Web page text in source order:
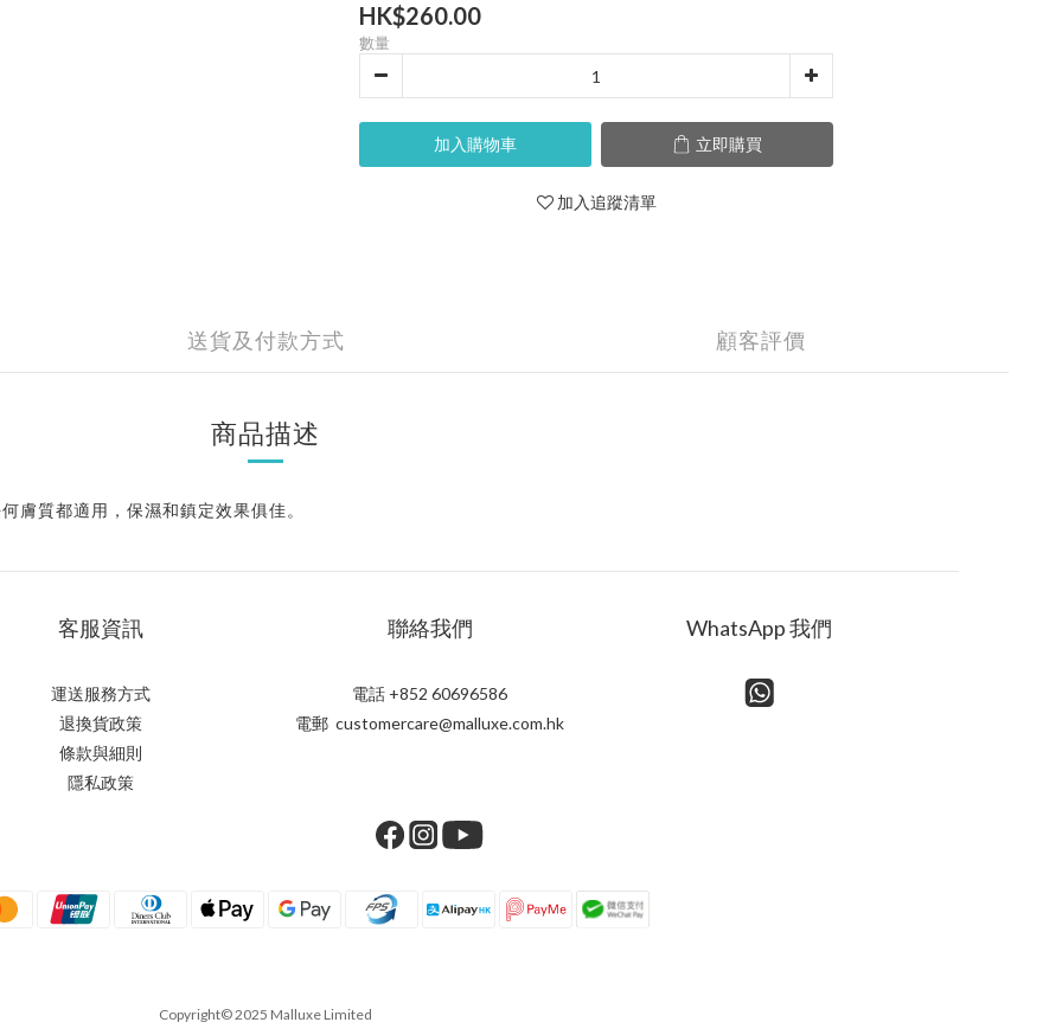
HK$260.00
數量
加入購物車 立即購買
加入追蹤清單
送貨及付款方式 顧客評價
商品描述
膚質都適用，保濕和鎮定效果俱佳。
客服資訊
運送服務方式
退換貨政策
條款與細則
隱私政策
聯絡我們
電話 +852 60696586
電郵 customercare@malluxe.com.hk
WhatsApp 我們
Copyright© 2025 Malluxe Limited